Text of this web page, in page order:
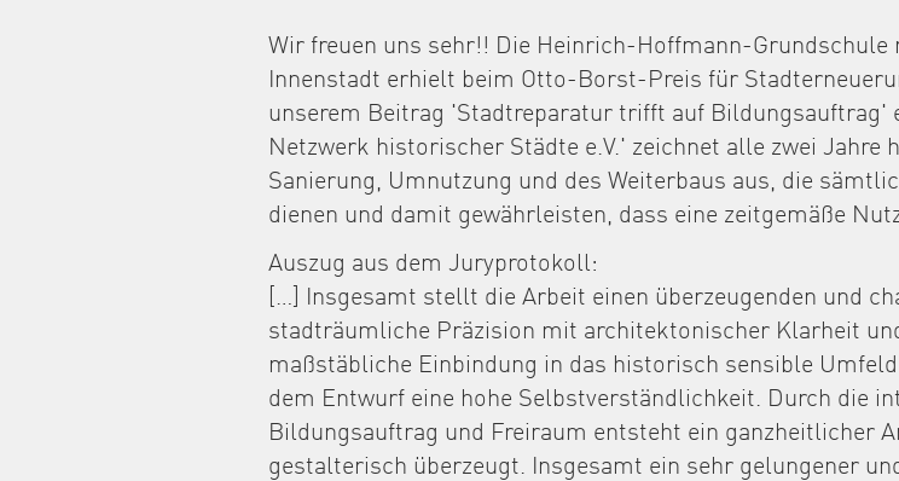
Wir freuen uns sehr!! Die Heinrich-Hoffmann-
Innenstadt erhielt beim Otto-Borst-Preis für
unserem Beitrag 'Stadtreparatur trifft auf Bildungsauftrag'
Netzwerk historischer Städte e.V.' zeichnet alle zwei Jahre
Sanierung, Umnutzung und des Weiterbaus aus, die
dienen und damit gewährleisten, dass eine zeitgemäße
Auszug aus dem Juryprotokoll:
[…] Insgesamt stellt die Arbeit einen überzeugenden und
stadträumliche Präzision mit architektonischer Klarheit
maßstäbliche Einbindung in das historisch sensible
dem Entwurf eine hohe Selbstverständlichkeit. Durch die
Bildungsauftrag und Freiraum entsteht ein ganzheitlicher
gestalterisch überzeugt. Insgesamt ein sehr gelungener